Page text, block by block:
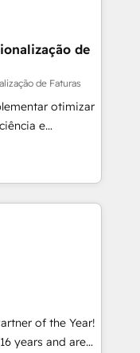
across all
Custom
built for
email, paid
and
Track
de
de Faturas
otimizar
e
Artificial para
organizar
objetivo é
equipes
da HubSpot
permitindo
com nota
até 50% na
of the Year!
years and are